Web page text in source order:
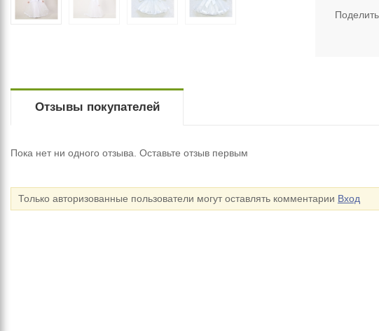
Отзывы покупателей
Пока нет ни одного отзыва. Оставьте отзыв первым
Только авторизованные пользователи могут оставлять комментарии Вход